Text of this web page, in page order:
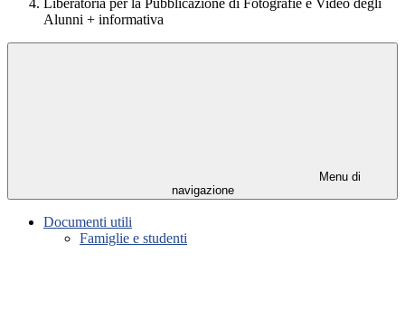
Liberatoria per la Pubblicazione di Fotografie e Video degli
Alunni + informativa
Menu di
navigazione
Documenti utili
Famiglie e studenti